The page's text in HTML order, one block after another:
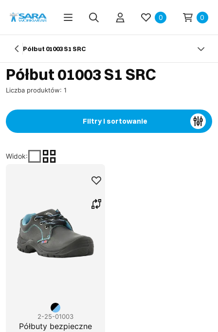
0 0
Półbut 01003 S1 SRC
Półbut 01003 S1 SRC
Liczba produktów: 1
Filtry i sortowanie
Widok:
2-25-01003
Półbuty bezpieczne